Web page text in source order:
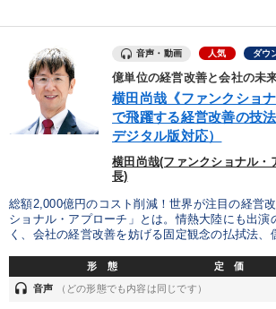
音声・動画 人気 ダウ
億単位の経営改善と会社の未
横田尚哉《ファンクショ
で飛躍する経営改善の技
デジタル版対応）
横田尚哉(ファンクショナル・
長)
総額2,000億円のコスト削減！世界が注目の経営
ショナル・アプローチ」とは。情熱大陸にも出演
く、会社の経営改善を妨げる固定観念の払拭法、
形 態 定 価
headset 音声 （どの形態でも内容は同じです）